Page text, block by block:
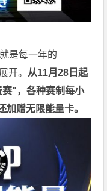
是每一年的
开。 从11月28日起
"，各种赛制每小
加赠无限能量卡。